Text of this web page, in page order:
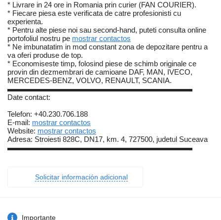
* Livrare in 24 ore in Romania prin curier (FAN COURIER).
* Fiecare piesa este verificata de catre profesionisti cu
experienta.
* Pentru alte piese noi sau second-hand, puteti consulta online
portofoliul nostru pe mostrar contactos
* Ne imbunatatim in mod constant zona de depozitare pentru a
va oferi produse de top.
* Economiseste timp, folosind piese de schimb originale ce
provin din dezmembrari de camioane DAF, MAN, IVECO,
MERCEDES-BENZ, VOLVO, RENAULT, SCANIA.
▬▬▬▬▬▬▬▬▬▬▬▬▬▬▬▬▬▬▬▬▬▬▬▬▬
Date contact:
Telefon: +40.230.706.188
E-mail: mostrar contactos
Website: mostrar contactos
Adresa: Stroiesti 828C, DN17, km. 4, 727500, judetul Suceava
▬▬▬▬▬▬▬▬▬▬▬▬▬▬▬▬▬▬▬▬▬▬▬▬▬
Solicitar información adicional
Importante